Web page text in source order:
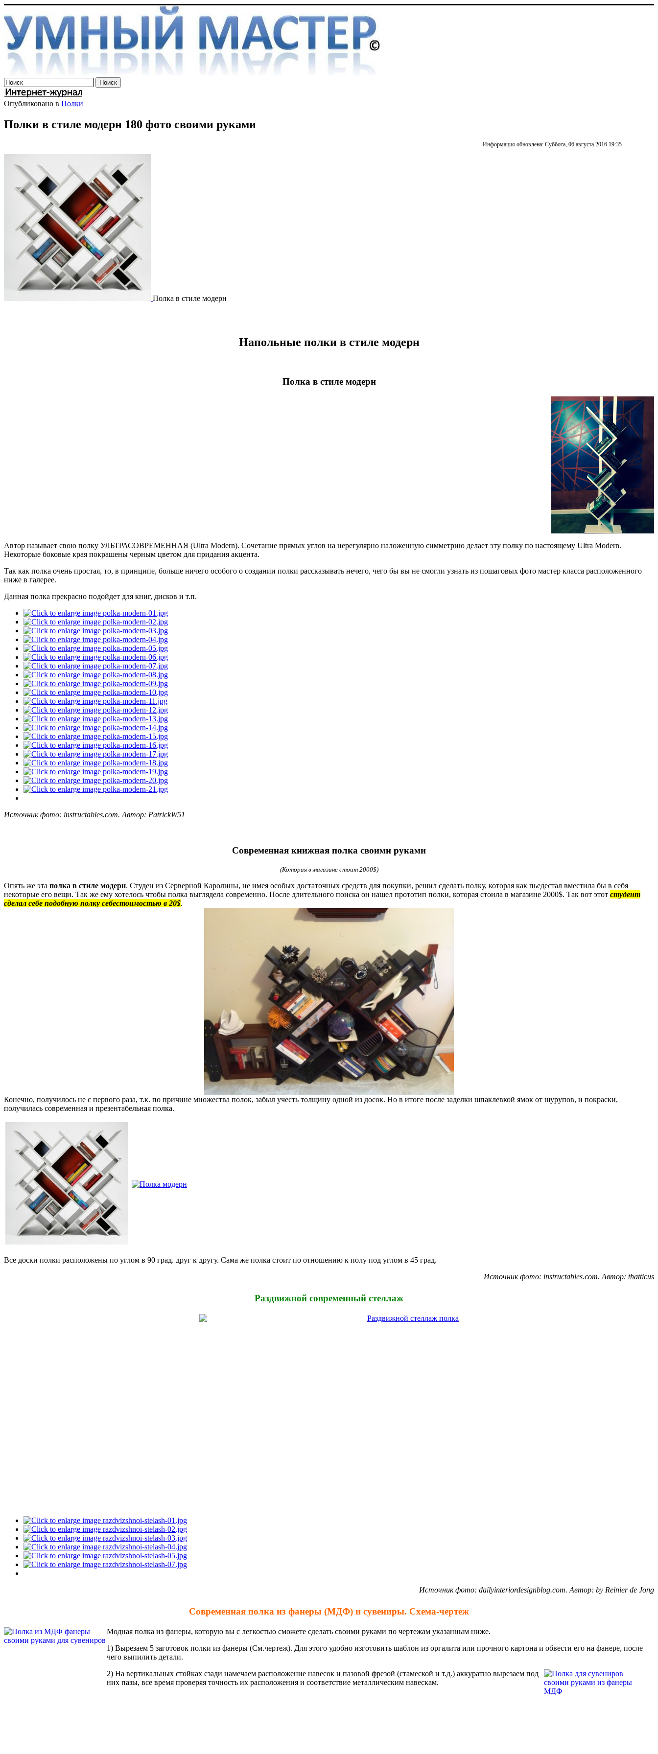
Опубликовано в Полки
Полки в стиле модерн 180 фото своими руками
Информация обновлена: Суббота, 06 августа 2016 19:35
Полка в стиле модерн
Напольные полки в стиле модерн
Полка в стиле модерн
Автор называет свою полку УЛЬТРАСОВРЕМЕННАЯ (Ultra Modern). Сочетание прямых углов на нерегулярно наложенную симметрию делает эту полку по настоящему Ultra Modern.
Некоторые боковые края покрашены черным цветом для придания акцента.
Так как полка очень простая, то, в принципе, больше ничего особого о создании полки рассказывать нечего, чего бы вы не смогли узнать из пошаговых фото мастер класса расположенного
ниже в галерее.
Данная полка прекрасно подойдет для книг, дисков и т.п.
Источник фото: instructables.com. Автор: PatrickW51
Современная книжная полка своими руками
(Которая в магазине стоит 2000$)
Опять же эта полка в стиле модерн. Студен из Серверной Каролины, не имея особых достаточных средств для покупки, решил сделать полку, которая как пьедестал вместила бы в себя
некоторые его вещи. Так же ему хотелось чтобы полка выглядела современно. После длительного поиска он нашел прототип полки, которая стоила в магазине 2000$. Так вот этот студент
сделал себе подобную полку себестоимостью в 20$.
Конечно, получилось не с первого раза, т.к. по причине множества полок, забыл учесть толщину одной из досок. Но в итоге после заделки шпаклевкой ямок от шурупов, и покраски,
получилась современная и презентабельная полка.
Все доски полки расположены по углом в 90 град. друг к другу. Сама же полка стоит по отношению к полу под углом в 45 град.
Источник фото: instructables.com. Автор: thatticus
Раздвижной современный стеллаж
Источник фото: dailyinteriordesignblog.com. Автор: by Reinier de Jong
Современная полка из фанеры (МДФ) и сувениры. Схема-чертеж
Модная полка из фанеры, которую вы с легкостью сможете сделать своими руками по чертежам указанным ниже.
1) Вырезаем 5 заготовок полки из фанеры (См.чертеж). Для этого удобно изготовить шаблон из оргалита или прочного картона и обвести его на фанере, после
чего выпилить детали.
2) На вертикальных стойках сзади намечаем расположение навесок и пазовой фрезой (стамеской и т.д.) аккуратно вырезаем под
них пазы, все время проверяя точность их расположения и соответствие металлическим навескам.